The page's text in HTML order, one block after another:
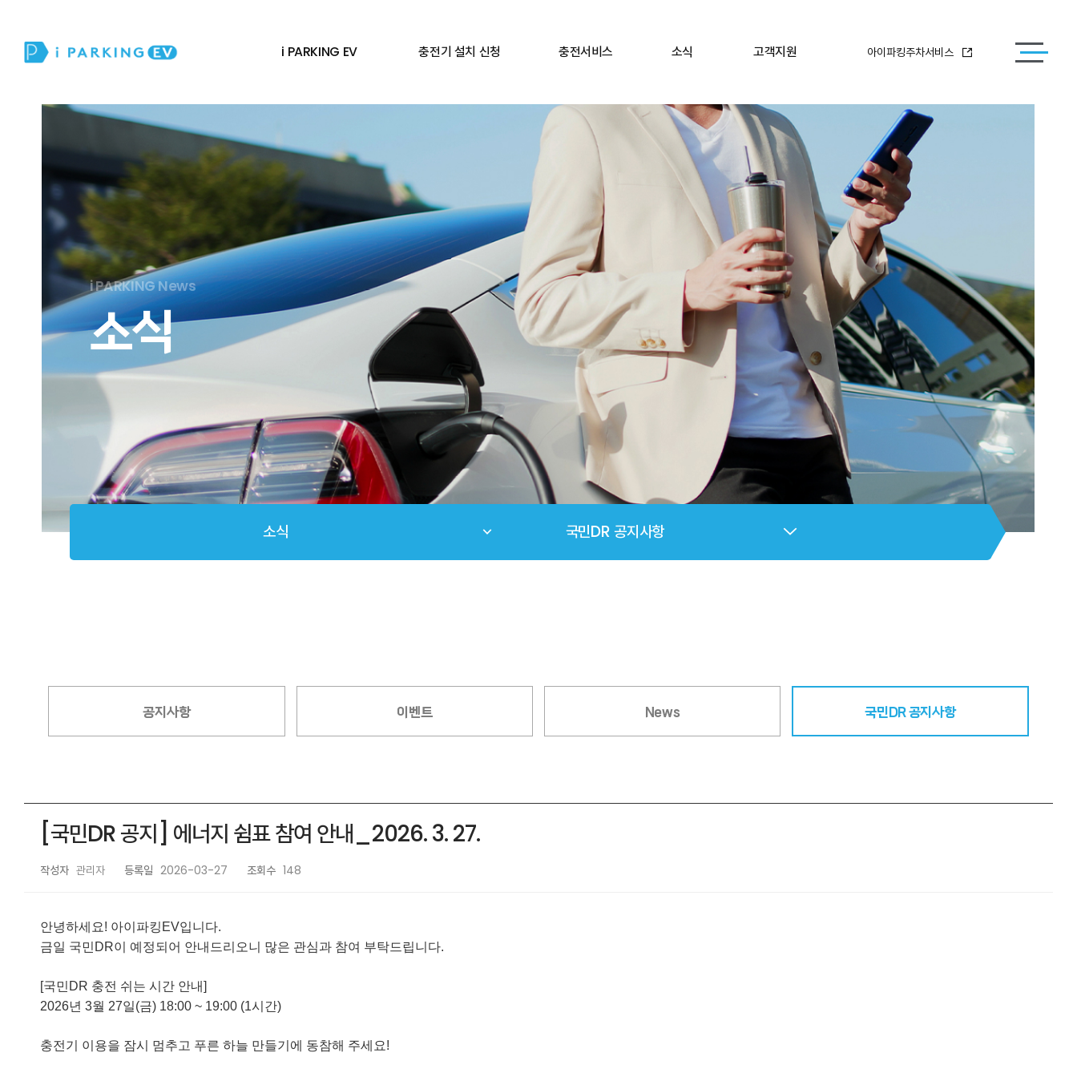
아이파킹주차서비스
i PARKING EV 충전기 설치 신청 충전서비스 소식 고객지원
i PARKING News
소식
소식 국민DR 공지사항
공지사항 이벤트 News 국민DR 공지사항
[국민DR 공지] 에너지 쉼표 참여 안내_2026. 3. 27.
작성자 관리자 등록일 2026-03-27 조회수 148
안녕하세요! 아이파킹EV입니다.
금일 국민DR이 예정되어 안내드리오니 많은 관심과 참여 부탁드립니다.
[국민DR 충전 쉬는 시간 안내]
2026년 3월 27일(금) 18:00 ~ 19:00 (1시간)
충전기 이용을 잠시 멈추고 푸른 하늘 만들기에 동참해 주세요!